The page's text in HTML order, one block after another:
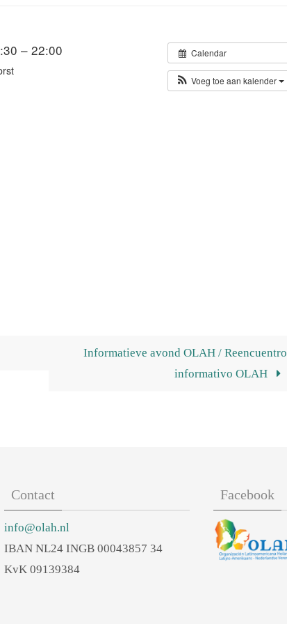
Calendar
Voeg toe aan kalender
– 22:00
Informatieve avond OLAH / Reencuentro
informativo OLAH
Contact
info@olah.nl
IBAN NL24 INGB 00043857 34
KvK 09139384
Facebook